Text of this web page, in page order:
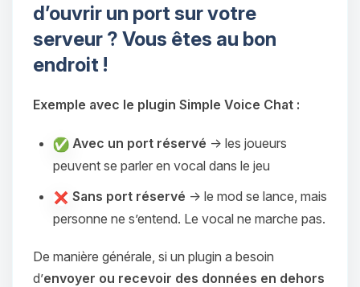
d’ouvrir un port sur votre
serveur ? Vous êtes au bon
endroit !
Exemple avec le plugin Simple Voice Chat :
Avec un port réservé → les joueurs
peuvent se parler en vocal dans le jeu
Sans port réservé → le mod se lance, mais
personne ne s’entend. Le vocal ne marche pas.
De manière générale, si un plugin a besoin
d’envoyer ou recevoir des données en dehors